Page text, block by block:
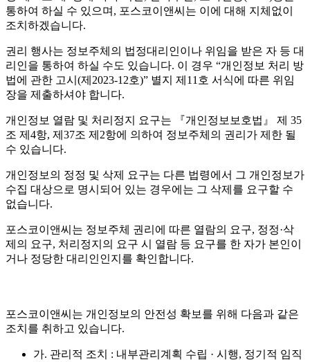
통하여 하실 수 있으며, 포스코이앤씨는 이에 대해 지체없이
조치하겠습니다.
권리 행사는 정보주체의 법정대리인이나 위임을 받은 자 등 대
리인을 통하여 하실 수도 있습니다. 이 경우 “개인정보 처리 방
법에 관한 고시(제2023-12호)” 별지 제11호 서식에 따른 위임
장을 제출하셔야 합니다.
개인정보 열람 및 처리정지 요구는 『개인정보보호법』 제 35
조 제4항, 제37조 제2항에 의하여 정보주체의 권리가 제한 될
수 있습니다.
개인정보의 정정 및 삭제 요구는 다른 법령에서 그 개인정보가
수집 대상으로 명시되어 있는 경우에는 그 삭제를 요구할 수
없습니다.
포스코이앤씨는 정보주체 권리에 따른 열람의 요구, 정정·삭
제의 요구, 처리정지의 요구 시 열람 등 요구를 한 자가 본인이
거나 정당한 대리인인지를 확인합니다.
포스코이앤씨는 개인정보의 안전성 확보를 위해 다음과 같은
조치를 취하고 있습니다.
가. 관리적 조치 : 내부관리계획 수립 · 시행, 정기적 임직